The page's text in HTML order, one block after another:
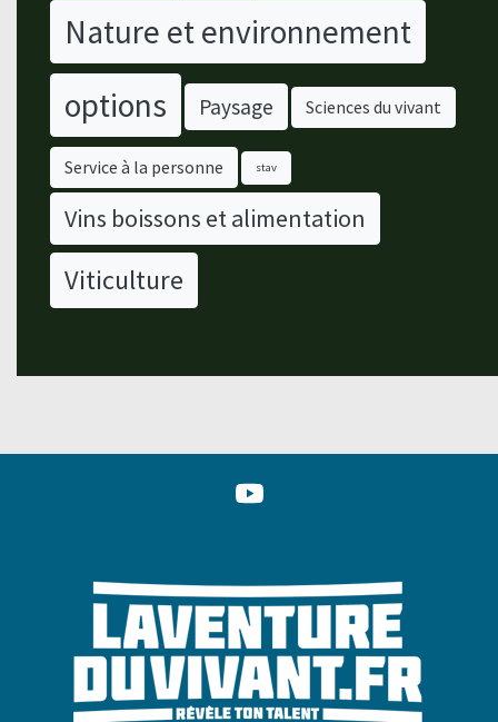
Nature et environnement
options
Paysage Sciences du vivant
Service à la personne stav
Vins boissons et alimentation
Viticulture